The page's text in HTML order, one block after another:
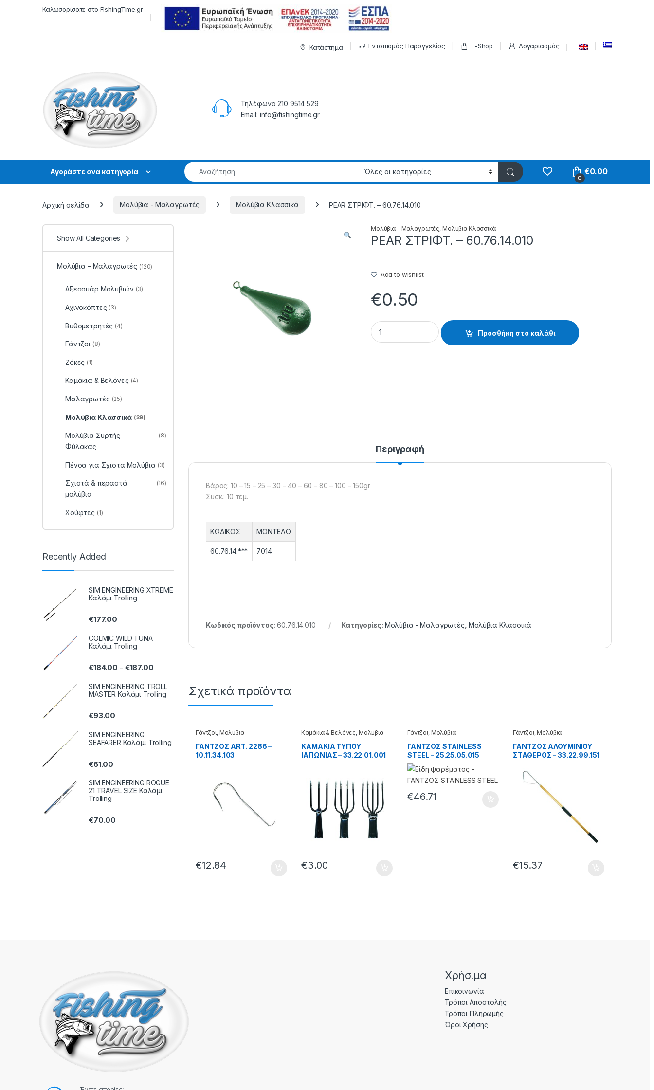
Καλωσορίσατε στο FishingTime.gr
Κατάστημα Εντοπισμός Παραγγελίας E-Shop Λογαριασμός
Τηλέφωνο 210 9514 529
Email: info@fishingtime.gr
Αγοράστε ανα κατηγορία
0
€0.00
Αρχική σελίδα Μολύβια - Μαλαγρωτές Μολύβια Κλασσικά PEAR ΣTPIΦT. – 60.76.14.010
Μολύβια - Μαλαγρωτές, Μολύβια Κλασσικά
PEAR ΣTPIΦT. – 60.76.14.010
Add to wishlist
€0.50
PEAR ΣTPIΦT. - 60.76.14.010 quantity
Προσθήκη στο καλάθι
Περιγραφή
Βάρος: 10 – 15 – 25 – 30 – 40 – 60 – 80 – 100 – 150gr
Συσκ.: 10 τεμ.
ΚΩΔΙΚΟΣ ΜΟΝΤΕΛΟ
60.76.14.*** 7014
Κωδικός προϊόντος:60.76.14.010 Κατηγορίες: Μολύβια - Μαλαγρωτές Μολύβια Κλασσικά
Σχετικά προϊόντα
Γάντζοι, Μολύβια -
Μαλαγρωτές
ΓΑΝΤΖΟΣ ART. 2286 –
10.11.34.103
€12.84
Καμάκια & Βελόνες, Μολύβια -
Μαλαγρωτές
ΚΑΜΑΚΙΑ ΤΥΠΟΥ
ΙΑΠΩΝΙΑΣ – 33.22.01.001
€3.00
Γάντζοι, Μολύβια -
Μαλαγρωτές
ΓΑΝΤΖΟΣ STAINLESS
STEEL – 25.25.05.015
€46.71
Γάντζοι,Μολύβια -
Μαλαγρωτές
ΓΑΝΤΖΟΣ ΑΛΟΥΜΙΝΙΟΥ
ΣΤΑΘΕΡΟΣ – 33.22.99.151
€15.37
Show All Categories
Μολύβια – Μαλαγρωτές (120)
Αξεσουάρ Μολυβιών (3)
Αχινοκόπτες (3)
Βυθομετρητές (4)
Γάντζοι (8)
Ζόκες (1)
Καμάκια & Βελόνες (4)
Μαλαγρωτές (25)
Μολύβια Κλασσικά (39)
Μολύβια Συρτής –
Φύλακας
(8)
Πένσα για Σχιστα Μολύβια (3)
Σχιστά & περαστά
μολύβια
(16)
Χούφτες (1)
Recently Added
SIM ENGINEERING XTREME
Καλάμι Trolling
€177.00
COLMIC WILD TUNA
Καλάμι Trolling
€184.00 – €187.00
SIM ENGINEERING TROLL
MASTER Καλάμι Trolling
€93.00
SIM ENGINEERING
SEAFARER Καλάμι Trolling
€61.00
SIM ENGINEERING ROGUE
21 TRAVEL SIZE Καλάμι
Trolling
€70.00
Χρήσιμα
Επικοινωνία
Τρόποι Αποστολής
Τρόποι Πληρωμής
Όροι Χρήσης